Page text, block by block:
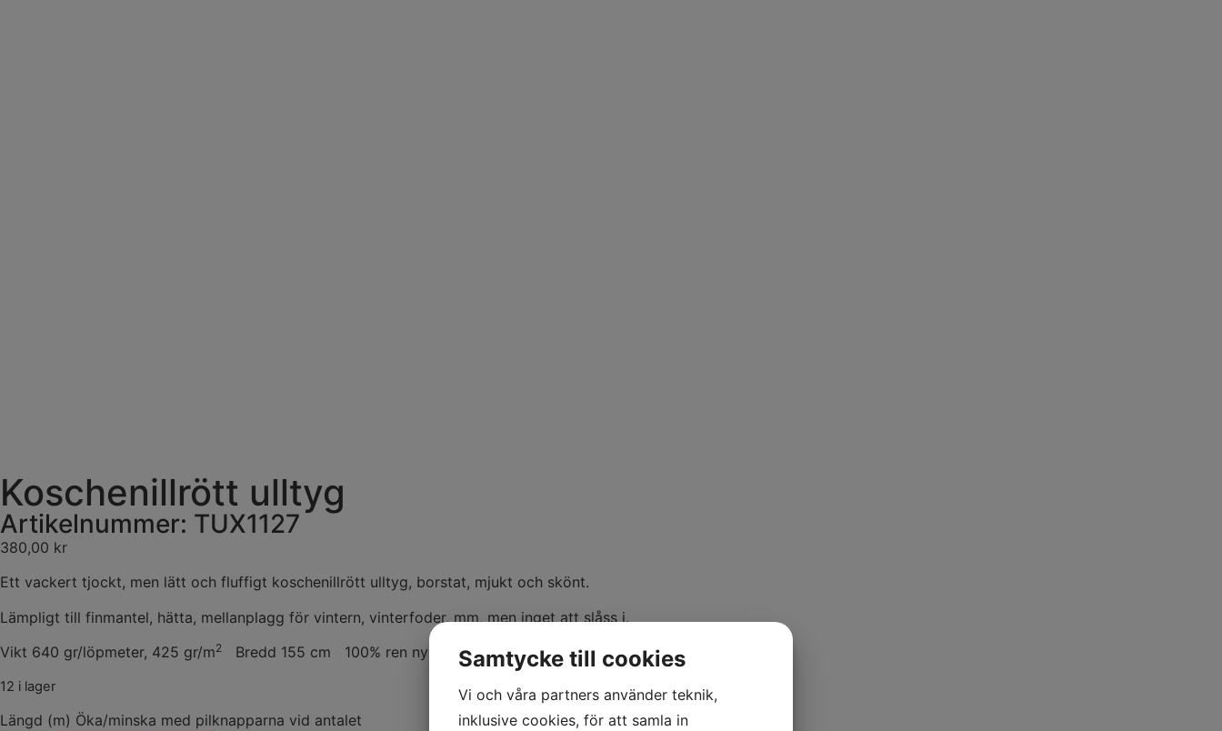
Koschenillrött ulltyg
Artikelnummer: TUX1127
380,00 kr
Ett vackert tjockt, men lätt och fluffigt koschenillrött ulltyg, borstat, mjukt och skönt.
Lämpligt till finmantel, hätta, mellanplagg för vintern, vinterfoder, mm, men inget att slåss i.
Vikt 640 gr/löpmeter, 425 gr/m2 Bredd 155 cm 100% ren ny europeisk ull Restparti
12 i lager
Längd (m) Öka/minska med pilknapparna vid antalet
Samtycke till cookies
Vi och våra partners använder teknik,
inklusive cookies, för att samla in